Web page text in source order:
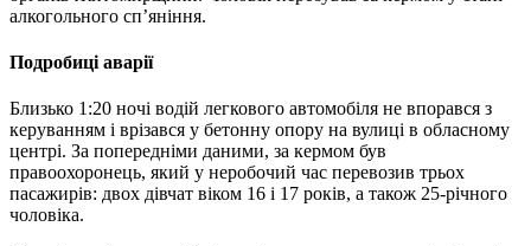
алкогольного сп’яніння.
Подробиці аварії
Близько 1:20 ночі водій легкового автомобіля не впорався з
керуванням і врізався у бетонну опору на вулиці в обласному
центрі. За попередніми даними, за кермом був
правоохоронець, який у неробочий час перевозив трьох
пасажирів: двох дівчат віком 16 і 17 років, а також 25-річного
чоловіка.